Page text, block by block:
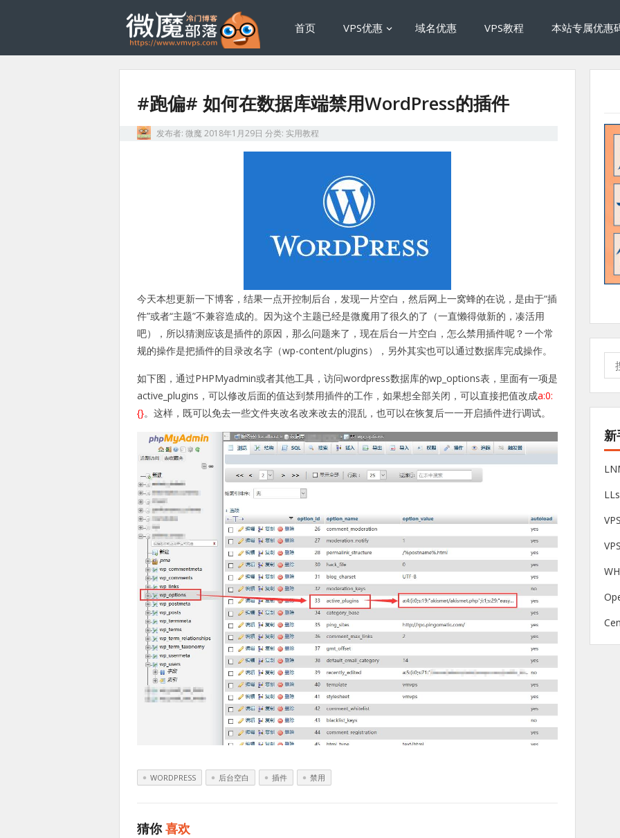
首页 VPS优惠 域名优惠 VPS教程 本站专属优惠
#跑偏# 如何在数据库端禁用WordPress的插件
发布者: 微魔 2018年1月29日 分类: 实用教程
今天本想更新一下博客，结果一点开控制后台，发现一片空白，然后网上一窝蜂的在说，是由于“插
件”或者“主题”不兼容造成的。因为这个主题已经是微魔用了很久的了（一直懒得做新的，凑活用
吧），所以猜测应该是插件的原因，那么问题来了，现在后台一片空白，怎么禁用插件呢？一个常
规的操作是把插件的目录改名字（wp-content/plugins），另外其实也可以通过数据库完成操作。
如下图，通过PHPMyadmin或者其他工具，访问wordpress数据库的wp_options表，里面有一项是
active_plugins，可以修改后面的值达到禁用插件的工作，如果想全部关闭，可以直接把值改成a:0:
{}。这样，既可以免去一些文件夹改名改来改去的混乱，也可以在恢复后一一开启插件进行调试。
WORDPRESS 后台空白 插件 禁用
猜你喜欢
新